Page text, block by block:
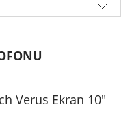
Verus Ekran 10"